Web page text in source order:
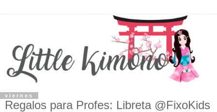
viernes
Regalos para Profes: Libreta @FixoKids